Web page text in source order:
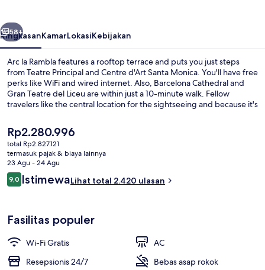
Berikutnya
58+
RingkasanKamarLokasiKebijakan
Arc la Rambla features a rooftop terrace and puts you just steps
from Teatre Principal and Centre d'Art Santa Monica. You'll have free
perks like WiFi and wired internet. Also, Barcelona Cathedral and
Gran Teatre del Liceu are within just a 10-minute walk. Fellow
travelers like the central location for the sightseeing and because it's
away and Liceu Station is 5 minutes.
Harga
saat
ini
Rp2.280.996
Rp2.280.996
total Rp2.827.121
termasuk pajak & biaya lainnya
23 Agu - 24 Agu
Ulasan
9,09,0 dari 10
IstimewaLihat total 2.420 ulasan
Fasilitas populer
Wi-Fi Gratis
AC
Resepsionis 24/7
Bebas asap rokok